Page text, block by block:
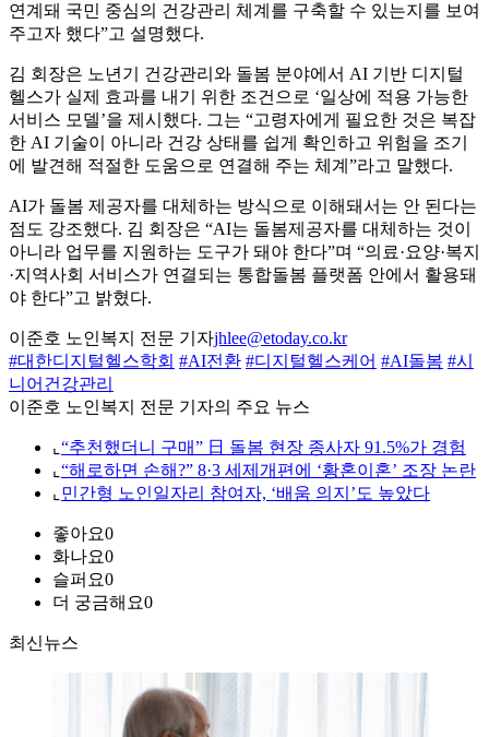
연계돼 국민 중심의 건강관리 체계를 구축할 수 있는지를 보여
주고자 했다”고 설명했다.
김 회장은 노년기 건강관리와 돌봄 분야에서 AI 기반 디지털
헬스가 실제 효과를 내기 위한 조건으로 ‘일상에 적용 가능한
서비스 모델’을 제시했다. 그는 “고령자에게 필요한 것은 복잡
한 AI 기술이 아니라 건강 상태를 쉽게 확인하고 위험을 조기
에 발견해 적절한 도움으로 연결해 주는 체계”라고 말했다.
AI가 돌봄 제공자를 대체하는 방식으로 이해돼서는 안 된다는
점도 강조했다. 김 회장은 “AI는 돌봄제공자를 대체하는 것이
아니라 업무를 지원하는 도구가 돼야 한다”며 “의료·요양·복지
·지역사회 서비스가 연결되는 통합돌봄 플랫폼 안에서 활용돼
야 한다”고 밝혔다.
이준호 노인복지 전문 기자jhlee@etoday.co.kr
#대한디지털헬스학회 #AI전환 #디지털헬스케어 #AI돌봄 #시
니어건강관리
이준호 노인복지 전문 기자의 주요 뉴스
⌞ “추천했더니 구매” 日 돌봄 현장 종사자 91.5%가 경험
⌞ “해로하면 손해?” 8·3 세제개편에 ‘황혼이혼’ 조장 논란
⌞ 민간형 노인일자리 참여자, ‘배움 의지’도 높았다
좋아요0
화나요0
슬퍼요0
더 궁금해요0
최신뉴스